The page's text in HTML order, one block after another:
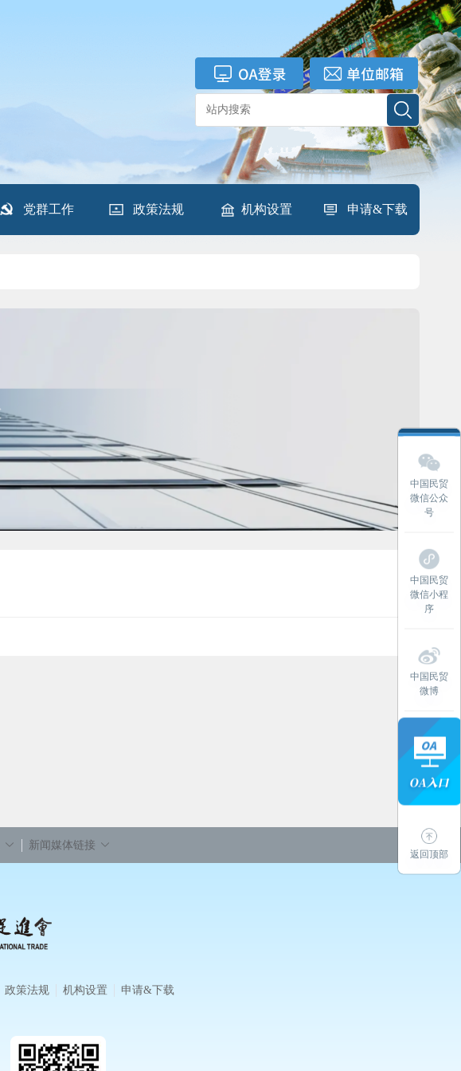
党群工作 政策法规 机构设置 申请&下载
中国民贸
微信公众
号
中国民贸
微信小程
序
中国民贸
微博
返回顶部
新闻媒体链接
政策法规 机构设置 申请&下载